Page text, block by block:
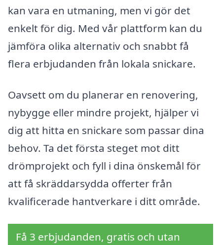
kan vara en utmaning, men vi gör det
enkelt för dig. Med vår plattform kan du
jämföra olika alternativ och snabbt få
flera erbjudanden från lokala snickare.
Oavsett om du planerar en renovering,
nybygge eller mindre projekt, hjälper vi
dig att hitta en snickare som passar dina
behov. Ta det första steget mot ditt
drömprojekt och fyll i dina önskemål för
att få skräddarsydda offerter från
kvalificerade hantverkare i ditt område.
Få 3 erbjudanden, gratis och utan